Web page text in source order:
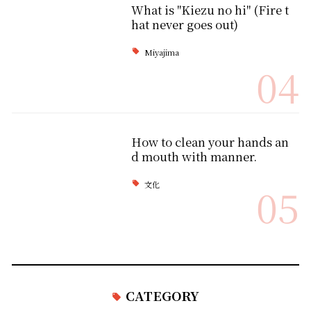
What is "Kiezu no hi" (Fire t
hat never goes out)
Miyajima
04
How to clean your hands an
d mouth with manner.
文化 05
CATEGORY